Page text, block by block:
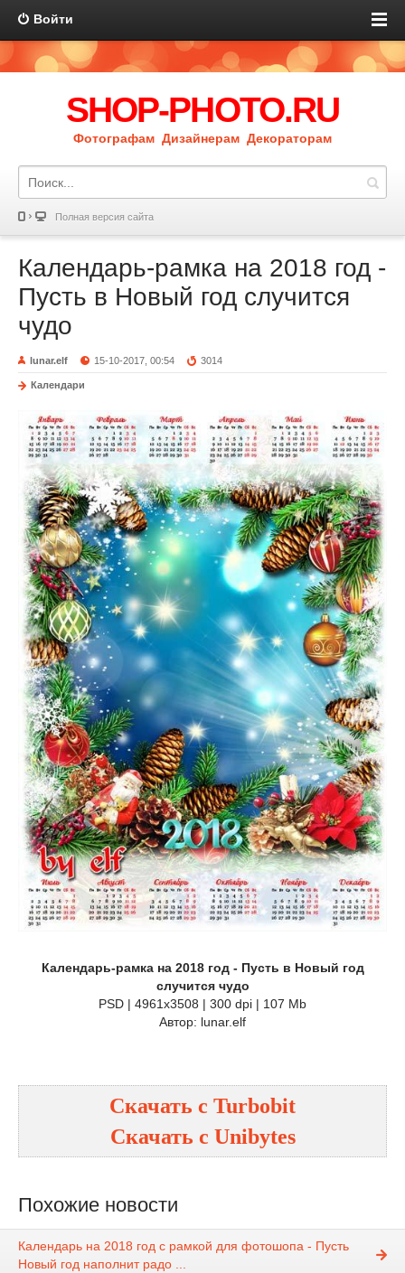
Войти
SHOP-PHOTO.RU
Фотографам Дизайнерам Декораторам
Полная версия сайта
Календарь-рамка на 2018 год -
Пусть в Новый год случится
чудо
lunar.elf 15-10-2017, 00:54 3014
Календари
Календарь-рамка на 2018 год - Пусть в Новый год
случится чудо
PSD | 4961х3508 | 300 dpi | 107 Mb
Автор: lunar.elf
Скачать с Turbobit
Скачать с Unibytes
Похожие новости
Календарь на 2018 год с рамкой для фотошопа - Пусть
Новый год наполнит радо ...